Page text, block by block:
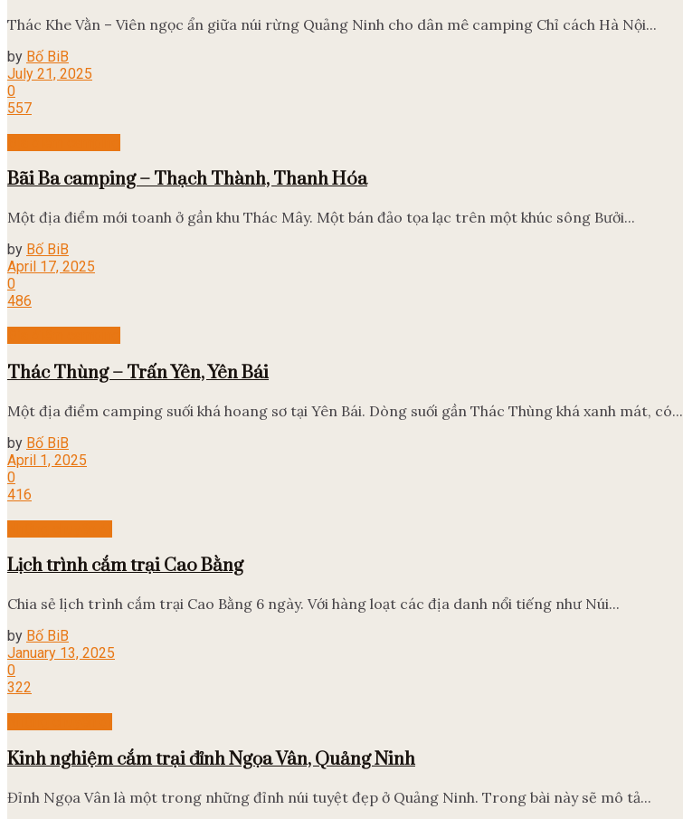
Thác Khe Vằn – Viên ngọc ẩn giữa núi rừng Quảng Ninh cho dân mê camping Chỉ cách Hà Nội...
by Bố BiB
July 21, 2025
0
557
Bãi Ba camping – Thạch Thành, Thanh Hóa
Một địa điểm mới toanh ở gần khu Thác Mây. Một bán đảo tọa lạc trên một khúc sông Bưởi...
by Bố BiB
April 17, 2025
0
486
Thác Thùng – Trấn Yên, Yên Bái
Một địa điểm camping suối khá hoang sơ tại Yên Bái. Dòng suối gần Thác Thùng khá xanh mát, có...
by Bố BiB
April 1, 2025
0
416
Lịch trình cắm trại Cao Bằng
Chia sẻ lịch trình cắm trại Cao Bằng 6 ngày. Với hàng loạt các địa danh nổi tiếng như Núi...
by Bố BiB
January 13, 2025
0
322
Kinh nghiệm cắm trại đỉnh Ngọa Vân, Quảng Ninh
Đỉnh Ngọa Vân là một trong những đỉnh núi tuyệt đẹp ở Quảng Ninh. Trong bài này sẽ mô tả...